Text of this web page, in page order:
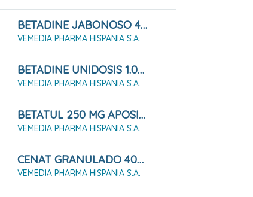
BETADINE JABONOSO 40 MG/ML SOLUCIÓN CUTÁNEA 125 ML
VEMEDIA PHARMA HISPANIA S.A.
BETADINE UNIDOSIS 1.000 MG SOLUCIÓN CUTÁNEA, 50 Envases Unidosis
VEMEDIA PHARMA HISPANIA S.A.
BETATUL 250 MG APOSITO IMPREGNADO 10 SOBRES
VEMEDIA PHARMA HISPANIA S.A.
CENAT GRANULADO 400G
VEMEDIA PHARMA HISPANIA S.A.